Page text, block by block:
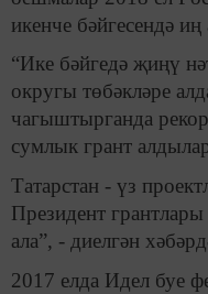
икенче бәйгесендә
“Ике бәйгедә җиңү
округы төбәкләре
чагыштырганда
сумлык грант
Татарстан - үз
Президент
ала”, - диелгән
2017 елда Идел буе